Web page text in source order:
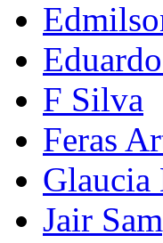
F Silva
Feras
Glaucia
Jair